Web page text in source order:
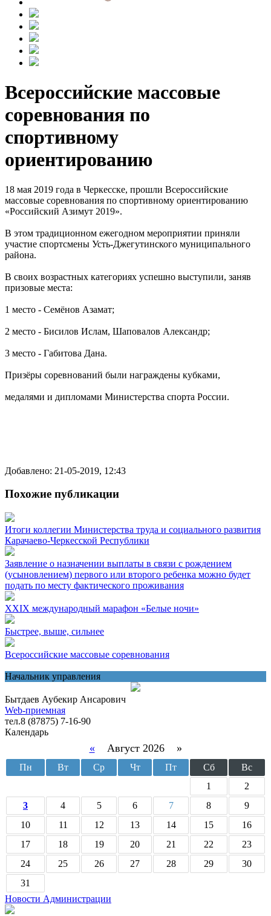
Всероссийские массовые
соревнования по
спортивному
ориентированию
18 мая 2019 года в Черкесске, прошли Всероссийские
массовые соревнования по спортивному ориентированию
«Российский Азимут 2019».
В этом традиционном ежегодном мероприятии приняли
участие спортсмены Усть-Джегутинского муниципального
района.
В своих возрастных категориях успешно выступили, заняв
призовые места:
1 место - Семёнов Азамат;
2 место - Бисилов Ислам, Шаповалов Александр;
3 место - Габитова Дана.
Призёры соревнований были награждены кубками,
медалями и дипломами Министерства спорта России.
Добавлено: 21-05-2019, 12:43
Похожие публикации
Итоги коллегии Министерства труда и социального развития
Карачаево-Черкесской Республики
Заявление о назначении выплаты в связи с рождением
(усыновлением) первого или второго ребенка можно будет
подать по месту фактического проживания
XXIX международный марафон «Белые ночи»
Быстрее, выше, сильнее
Всероссийские массовые соревнования
Начальник управления
Бытдаев Аубекир Ансарович
Web-приемная
тел.8 (87875) 7-16-90
Календарь
« Август 2026 »
Пн Вт Ср Чт Пт Сб
Вс
1
2
3
4 5 6 7 8
9
10
11 12 13 14 15
16
17
18 19 20 21 22
23
24
25 26 27 28 29
30
31
Новости Администрации